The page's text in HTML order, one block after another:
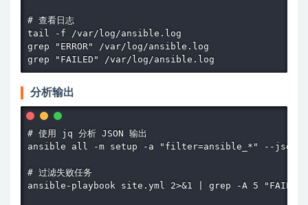
# 查看日志
tail -f /var/log/ansible.log
grep "ERROR" /var/log/ansible.log
grep "FAILED" /var/log/ansible.log
分析输出
# 使用 jq 分析 JSON 输出
ansible all -m setup -a "filter=ansible_*" --json
# 过滤失败任务
ansible-playbook site.yml 2>&1 | grep -A 5 "FAILED"